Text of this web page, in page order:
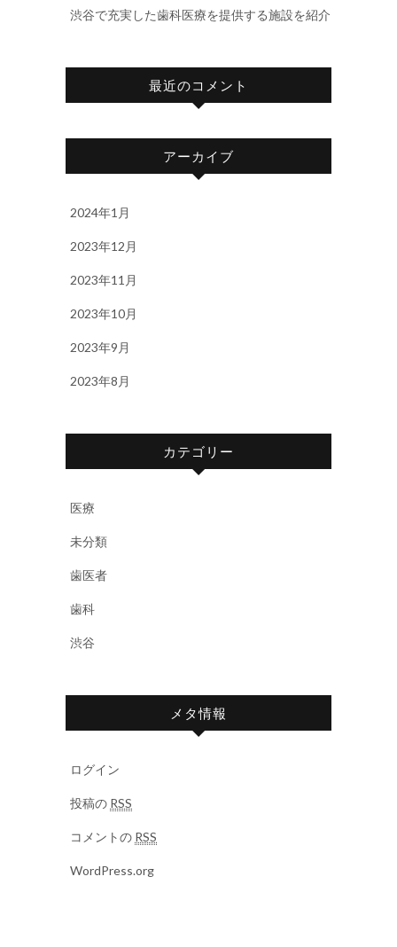
渋谷で充実した歯科医療を提供する施設を紹介
最近のコメント
アーカイブ
2024年1月
2023年12月
2023年11月
2023年10月
2023年9月
2023年8月
カテゴリー
医療
未分類
歯医者
歯科
渋谷
メタ情報
ログイン
投稿の RSS
コメントの RSS
WordPress.org